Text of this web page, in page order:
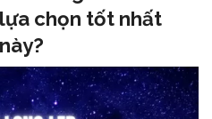
chọn tốt nhất